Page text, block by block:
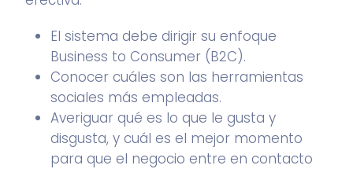
El sistema debe dirigir su enfoque
Business to Consumer (B2C).
Conocer cuáles son las herramientas
sociales más empleadas.
Averiguar qué es lo que le gusta y
disgusta, y cuál es el mejor momento
para que el negocio entre en contacto